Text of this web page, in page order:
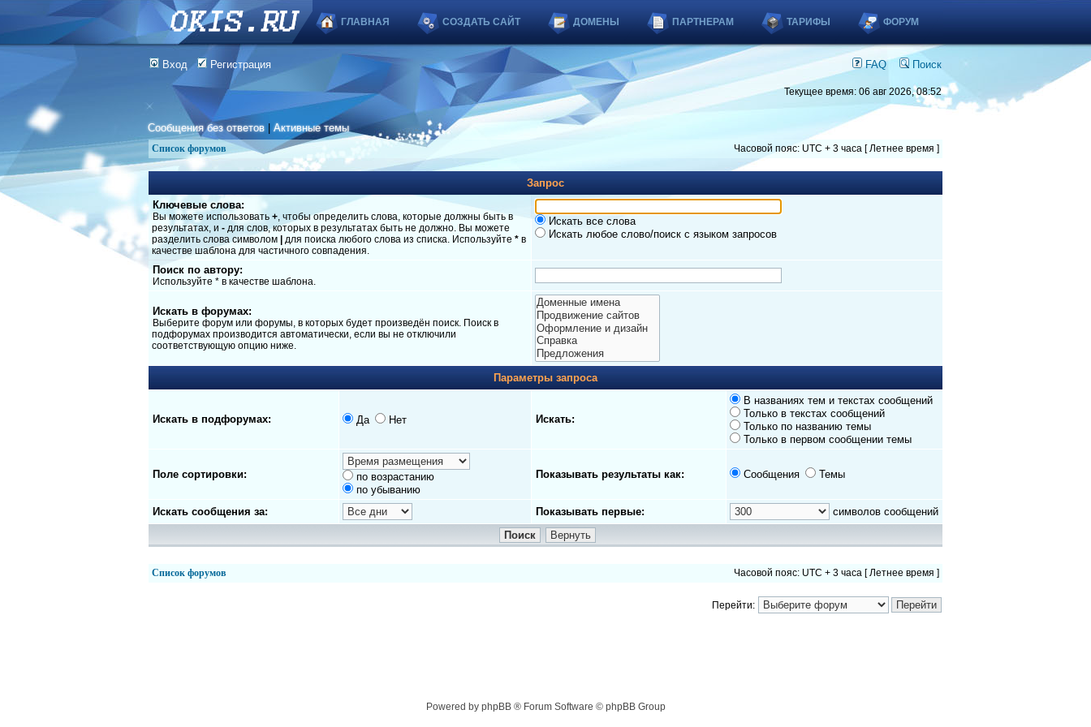
ГЛАВНАЯ СОЗДАТЬ САЙТ ДОМЕНЫ ПАРТНЕРАМ ТАРИФЫ ФОРУМ
Вход Регистрация FAQ Поиск
Текущее время: 06 авг 2026, 08:52
Сообщения без ответов |Активные темы
Список форумов Часовой пояс: UTC + 3 часа [ Летнее время ]
Запрос
Ключевые слова:
Вы можете использовать +, чтобы определить слова, которые должны быть в
результатах, и - для слов, которых в результатах быть не должно. Вы можете
разделить слова символом
для поиска любого слова из списка. Используйте * в
качестве шаблона для частичного совпадения.
Искать все слова
Искать любое слово/поиск с языком запросов
Поиск по автору:
Используйте * в качестве шаблона.
Искать в форумах:
Выберите форум или форумы, в которых будет произведён поиск. Поиск в
подфорумах производится автоматически, если вы не отключили
соответствующую опцию ниже.
Параметры запроса
Искать в подфорумах: Да Нет Искать:
В названиях тем и текстах сообщений
Только в текстах сообщений
Только по названию темы
Только в первом сообщении темы
Поле сортировки:
по возрастанию
по убыванию
Показывать результаты как: Сообщения Темы
Искать сообщения за: Показывать первые: символов сообщений
Список форумов Часовой пояс: UTC + 3 часа [ Летнее время ]
Перейти:
Powered by phpBB ® Forum Software © phpBB Group